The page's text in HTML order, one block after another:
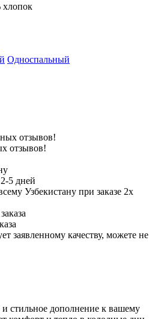
хлопок
Односпальный
отзывов!
5 дней
Узбекистану при заказе 2х
заявленному качеству, можете не
и стильное дополнение к вашему